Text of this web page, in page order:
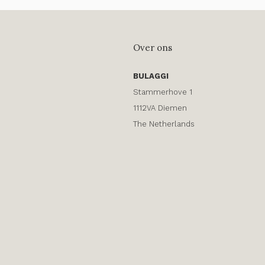
Over ons
BULAGGI
Stammerhove 1
1112VA Diemen
The Netherlands